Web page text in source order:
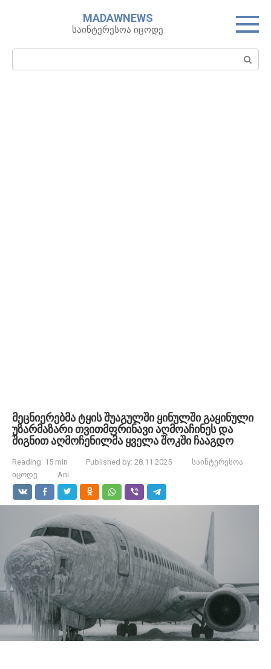
MADAWNEWS
საინტერესოა იცოდე
Search:
მეცნიერებმა ტყის შუაგულში ყინულში გაყინული
უზარმაზარი თვითმფრინავი აღმოაჩინეს და
შიგნით აღმოჩენილმა ყველა შოკში ჩააგდო
Reading: 15 min Published by: 28.11.2025
საინტერესოა
იცოდე
Ani